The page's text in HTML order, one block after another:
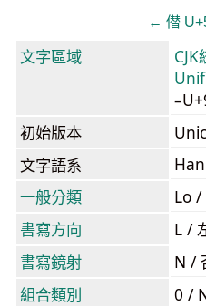
← 僣
文字區域
初始版本
文字語系
Han
一般分類
Lo
書寫方向
L /
書寫鏡射
N /
組合類別
0 /